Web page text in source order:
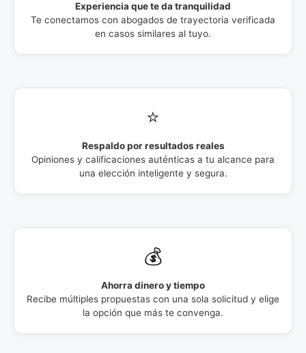
Experiencia que te da tranquilidad
Te conectamos con abogados de trayectoria verificada
en casos similares al tuyo.
⭐
Respaldo por resultados reales
Opiniones y calificaciones auténticas a tu alcance para
una elección inteligente y segura.
💰
Ahorra dinero y tiempo
Recibe múltiples propuestas con una sola solicitud y elige
la opción que más te convenga.